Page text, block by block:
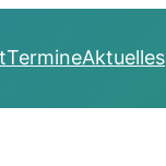
TermineAktuelles